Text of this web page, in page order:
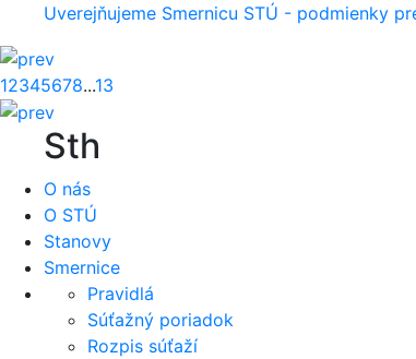
Uverejňujeme Smernicu STÚ - podmienky
12345678...13
Sth
O nás
O STÚ
Stanovy
Smernice
Pravidlá
Súťažný poriadok
Rozpis súťaží